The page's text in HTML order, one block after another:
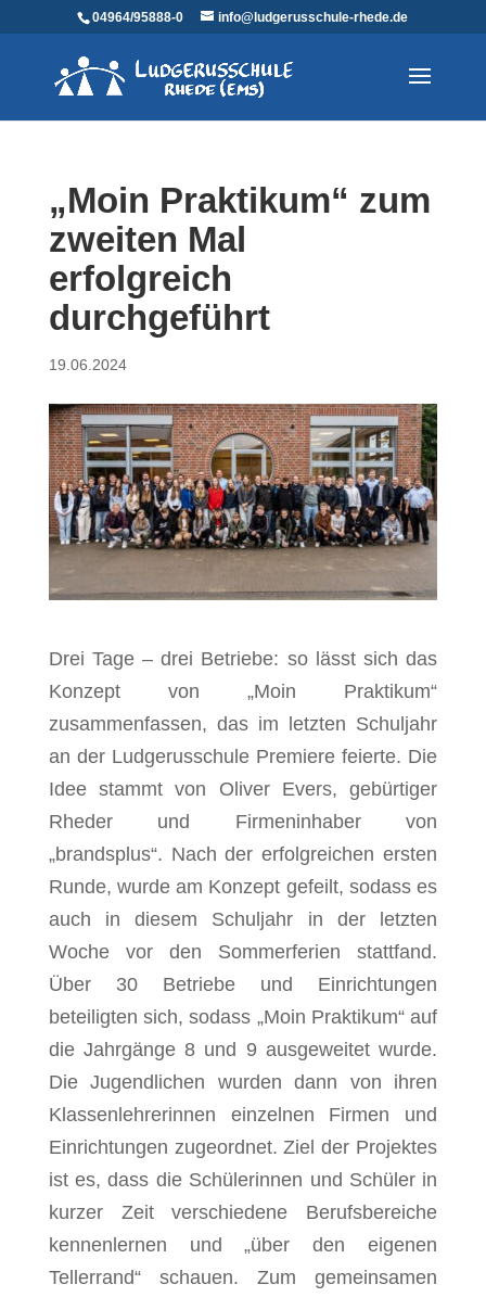
04964/95888-0 info@ludgerusschule-rhede.de
„Moin Praktikum“ zum
zweiten Mal
erfolgreich
durchgeführt
19.06.2024
Drei Tage – drei Betriebe: so lässt sich das
Konzept von „Moin Praktikum“
zusammenfassen, das im letzten Schuljahr
an der Ludgerusschule Premiere feierte. Die
Idee stammt von Oliver Evers, gebürtiger
Rheder und Firmeninhaber von
„brandsplus“. Nach der erfolgreichen ersten
Runde, wurde am Konzept gefeilt, sodass es
auch in diesem Schuljahr in der letzten
Woche vor den Sommerferien stattfand.
Über 30 Betriebe und Einrichtungen
beteiligten sich, sodass „Moin Praktikum“ auf
die Jahrgänge 8 und 9 ausgeweitet wurde.
Die Jugendlichen wurden dann von ihren
Klassenlehrerinnen einzelnen Firmen und
Einrichtungen zugeordnet. Ziel der Projektes
ist es, dass die Schülerinnen und Schüler in
kurzer Zeit verschiedene Berufsbereiche
kennenlernen und „über den eigenen
Tellerrand“ schauen. Zum gemeinsamen